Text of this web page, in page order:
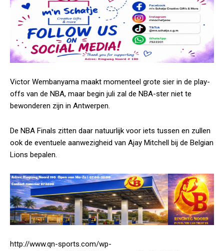
Victor Wembanyama maakt momenteel grote sier in de play-
offs van de NBA, maar begin juli zal de NBA-ster niet te
bewonderen zijn in Antwerpen.
De NBA Finals zitten daar natuurlijk voor iets tussen en zullen
ook de eventuele aanwezigheid van Ajay Mitchell bij de Belgian
Lions bepalen.
http://www.qn-sports.com/wp-